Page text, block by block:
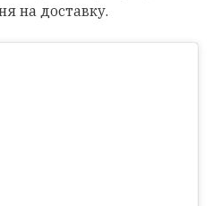
на доставку.